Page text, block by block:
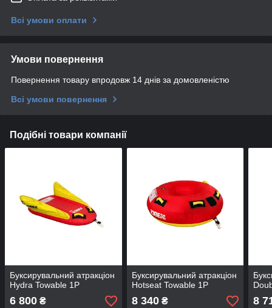
Всі умови оплати
Умови повернення
Повернення товару впродовж 14 днів за домовленістю
Всі умови повернення
Подібні товари компанії
Буксирувальний атракціон
Hydra Towable 1P
6 800 ₴
Буксирувальний атракціон
Hotseat Towable 1P
8 340₴ 8